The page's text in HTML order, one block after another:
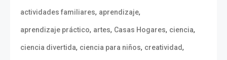
actividades familiares, aprendizaje,
aprendizaje práctico, artes, Casas Hogares, ciencia,
ciencia divertida, ciencia para niños, creatividad,